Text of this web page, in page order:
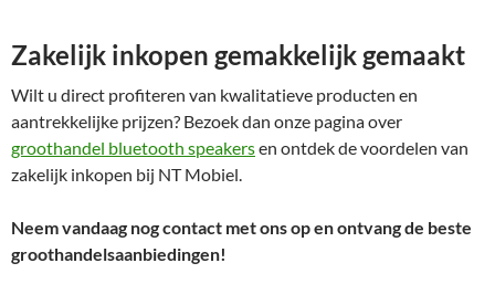
Zakelijk inkopen gemakkelijk gemaakt
Wilt u direct profiteren van kwalitatieve producten en
aantrekkelijke prijzen? Bezoek dan onze pagina over
groothandel bluetooth speakersen ontdek de voordelen van
zakelijk inkopen bij NT Mobiel.
Neem vandaag nog contact met ons op en ontvang de beste
groothandelsaanbiedingen!